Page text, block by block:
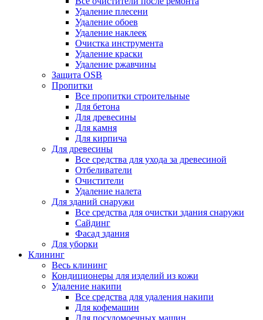
Удаление плесени
Удаление обоев
Удаление наклеек
Очистка инструмента
Удаление краски
Удаление ржавчины
Защита OSB
Пропитки
Все пропитки строительные
Для бетона
Для древесины
Для камня
Для кирпича
Для древесины
Все средства для ухода за древесиной
Отбеливатели
Очистители
Удаление налета
Для зданий снаружи
Все средства для очистки здания снаружи
Сайдинг
Фасад здания
Для уборки
Клининг
Весь клининг
Кондиционеры для изделий из кожи
Удаление накипи
Все средства для удаления накипи
Для кофемашин
Для посудомоечных машин